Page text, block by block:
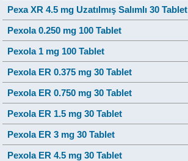
Pexa XR 4.5 mg Uzatılmış Salımlı 30 Tablet
Pexola 0.250 mg 100 Tablet
Pexola 1 mg 100 Tablet
Pexola ER 0.375 mg 30 Tablet
Pexola ER 0.750 mg 30 Tablet
Pexola ER 1.5 mg 30 Tablet
Pexola ER 3 mg 30 Tablet
Pexola ER 4.5 mg 30 Tablet